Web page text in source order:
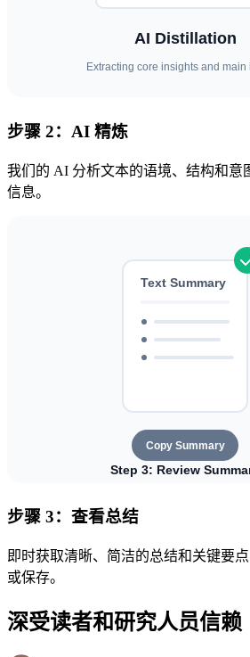
步骤 2：AI 精炼
我们的 AI 分析文本的语境、结构和意
信息。
步骤 3：查看总结
即时获取清晰、简洁的总结和关键要
或保存。
深受读者和研究人员信赖